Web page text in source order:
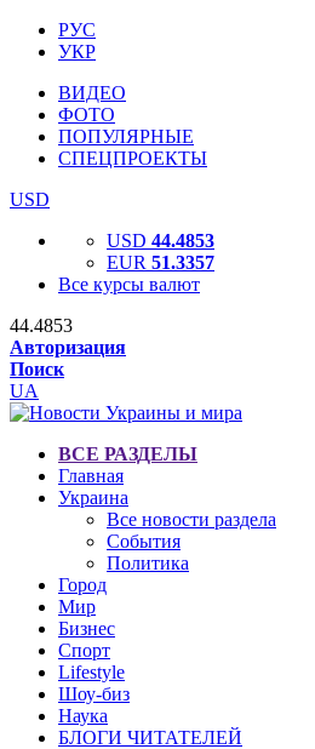
РУС
УКР
ВИДЕО
ФОТО
ПОПУЛЯРНЫЕ
СПЕЦПРОЕКТЫ
USD
USD 44.4853
EUR 51.3357
Все курсы валют
44.4853
Авторизация
Поиск
UA
ВСЕ РАЗДЕЛЫ
Главная
Украина
Все новости раздела
События
Политика
Город
Мир
Бизнес
Спорт
Lifestyle
Шоу-биз
Наука
БЛОГИ ЧИТАТЕЛЕЙ